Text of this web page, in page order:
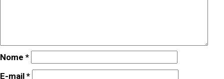
Nome *
E-mail *